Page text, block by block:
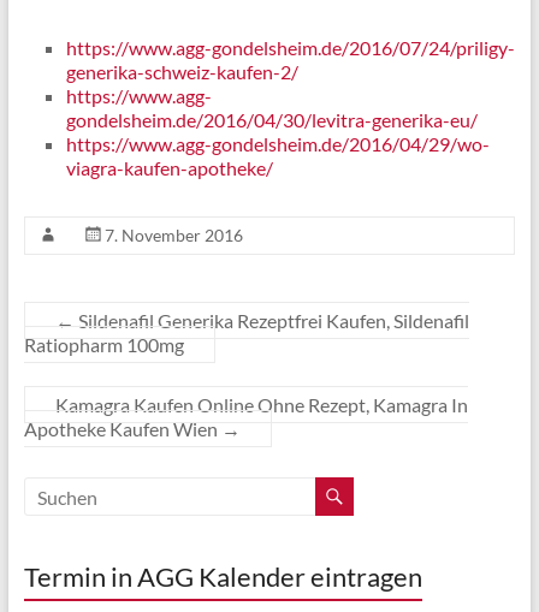
https://www.agg-gondelsheim.de/2016/07/24/priligy-
generika-schweiz-kaufen-2/
https://www.agg-
gondelsheim.de/2016/04/30/levitra-generika-eu/
https://www.agg-gondelsheim.de/2016/04/29/wo-
viagra-kaufen-apotheke/
7. November 2016
← Sildenafil Generika Rezeptfrei Kaufen, Sildenafil
Ratiopharm 100mg
Kamagra Kaufen Online Ohne Rezept, Kamagra In
Apotheke Kaufen Wien →
Termin in AGG Kalender eintragen